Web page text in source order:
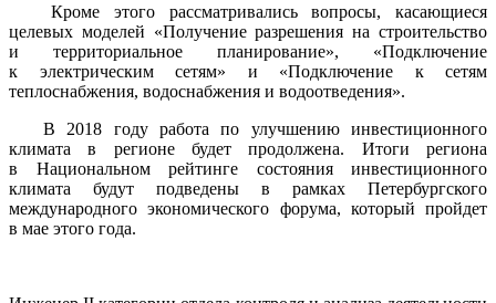
Кроме этого рассматривались вопросы, касающиеся
целевых моделей «Получение разрешения на строительство
и территориальное планирование», «Подключение
к электрическим сетям» и «Подключение к сетям
теплоснабжения, водоснабжения и водоотведения».
В 2018 году работа по улучшению инвестиционного
климата в регионе будет продолжена. Итоги региона
в Национальном рейтинге состояния инвестиционного
климата будут подведены в рамках Петербургского
международного экономического форума, который пройдет
в мае этого года.